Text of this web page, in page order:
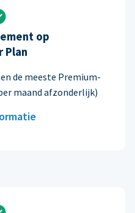
op
Plan
de meeste Premium-
maand afzonderlijk)